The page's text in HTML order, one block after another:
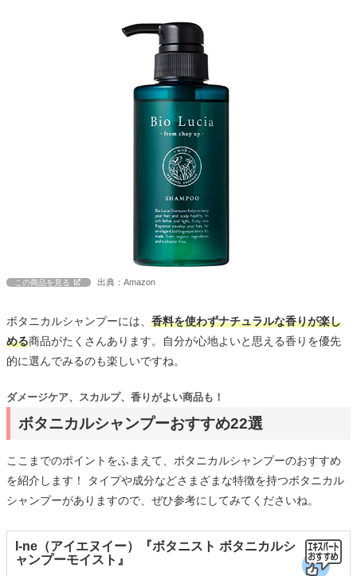
この商品を見る 出典：Amazon
ボタニカルシャンプーには、 香料を使わずナチュラルな香りが楽し
める商品がたくさんあります。自分が心地よいと思える香りを優先
的に選んでみるのも楽しいですね。
ボタニカルシャンプーおすすめ22選
ダメージケア、スカルプ、香りがよい商品も！
ここまでのポイントをふまえて、ボタニカルシャンプーのおすすめ
を紹介します！ タイプや成分などさまざまな特徴を持つボタニカル
シャンプーがありますので、ぜひ参考にしてみてくださいね。
I-ne（アイエヌイー）『ボタニスト ボタニカルシ
ャンプーモイスト』